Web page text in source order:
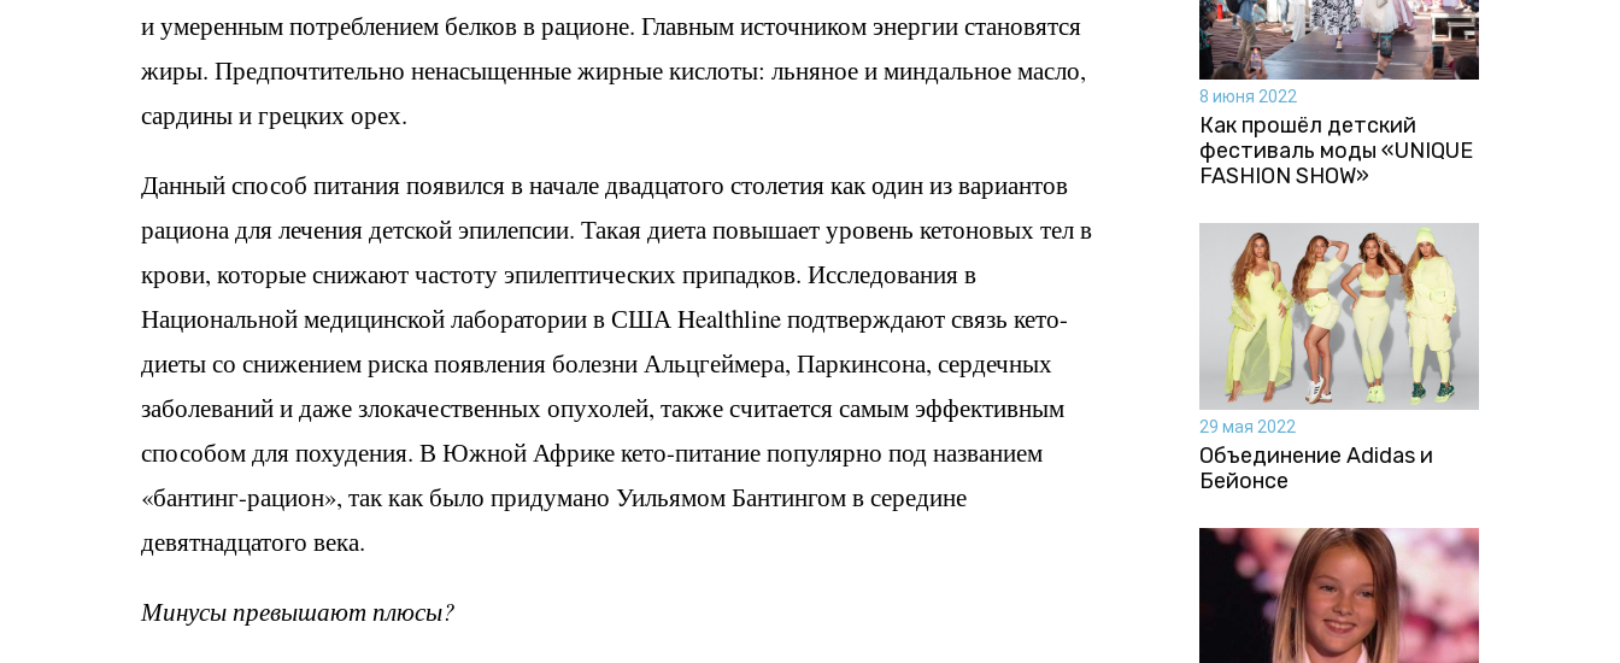
и умеренным потреблением белков в рационе. Главным источником энергии становятся
жиры. Предпочтительно ненасыщенные жирные кислоты: льняное и миндальное масло,
сардины и грецких орех.
Данный способ питания появился в начале двадцатого столетия как один из вариантов
рациона для лечения детской эпилепсии. Такая диета повышает уровень кетоновых тел в
крови, которые снижают частоту эпилептических припадков. Исследования в
Национальной медицинской лаборатории в США Healthline подтверждают связь кето-
диеты со снижением риска появления болезни Альцгеймера, Паркинсона, сердечных
заболеваний и даже злокачественных опухолей, также считается самым эффективным
способом для похудения. В Южной Африке кето-питание популярно под названием
«бантинг-рацион», так как было придумано Уильямом Бантингом в середине
девятнадцатого века.
Минусы превышают плюсы?
8 июня 2022
Как прошёл детский
фестиваль моды «UNIQUE
FASHION SHOW»
29 мая 2022
Объединение Adidas и
Бейонсе